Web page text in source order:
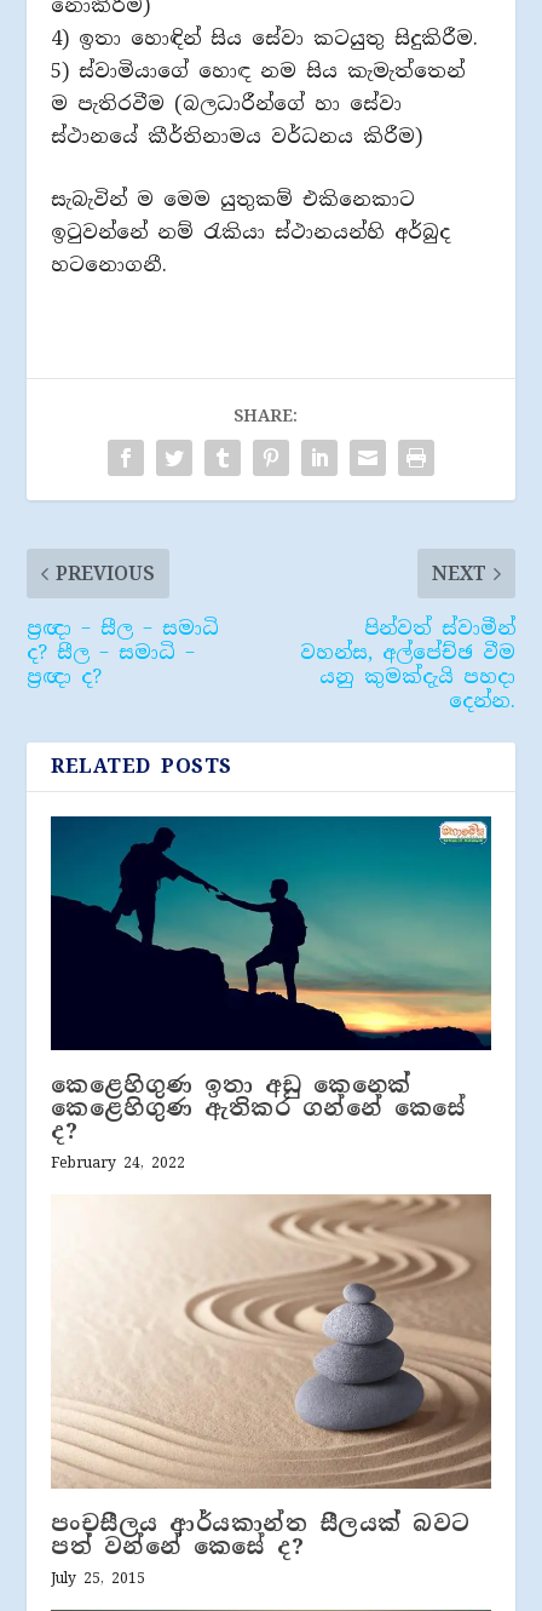
4) ඉතා හොඳින් සිය සේවා කටයුතු සිදුකිරීම.
5) ස්වාමියාගේ හොඳ නම සිය කැමැත්තෙන්
ම පැතිරවීම (බලධාරීන්ගේ හා සේවා
ස්ථානයේ කීර්තිනාමය වර්ධනය කිරීම)
සැබැවින් ම මෙම යුතුකම් එකිනෙකාට
ඉටුවන්නේ නම් රැකියා ස්ථානයන්හි අර්බුද
හටනොගනී.
SHARE:
PREVIOUS
ප්‍රඥා – සීල – සමාධි
ද? සීල – සමාධි –
ප්‍රඥා ද?
NEXT
පින්වත් ස්වාමීන්
වහන්ස, අල්පේච්ඡ වීම
යනු කුමක්දැයි පහදා
දෙන්න.
RELATED POSTS
කෙළෙහිගුණ ඉතා අඩු කෙනෙක්
කෙළෙහිගුණ ඇතිකර ගන්නේ කෙසේ
ද?
February 24, 2022
පංචසීලය ආර්යකාන්ත සීලයක් බවට
පත් වන්නේ කෙසේ ද?
July 25, 2015